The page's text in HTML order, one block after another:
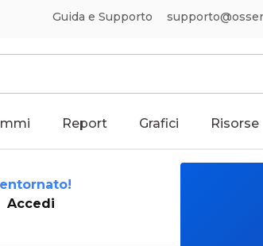
Guida e Supporto
Report Grafici Risorse
Accedi